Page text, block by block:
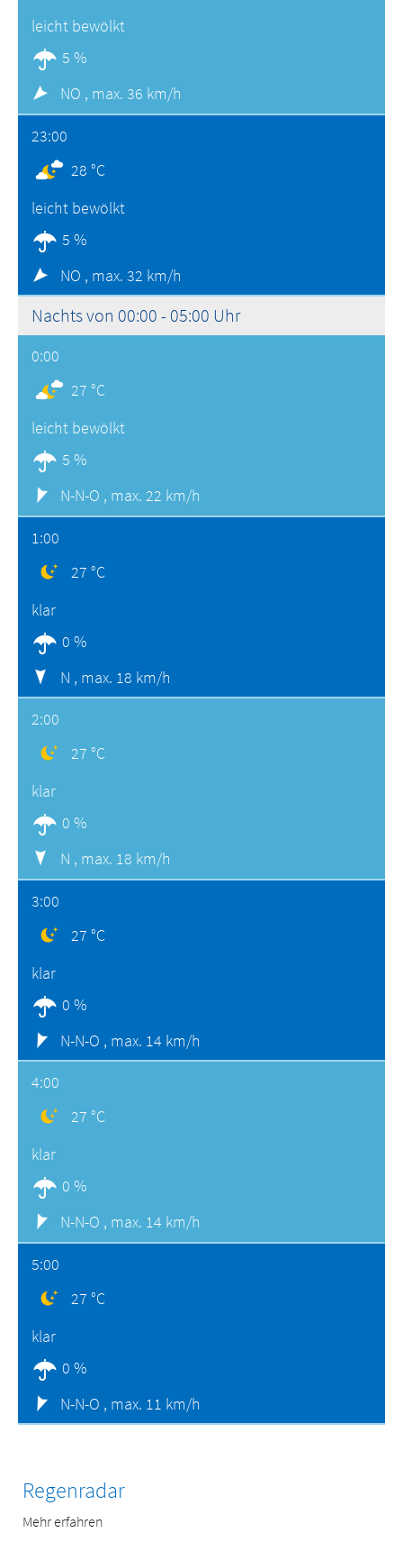
leicht bewölkt
5 %
NO , max. 36 km/h
23:00
28 °C
leicht bewölkt
5 %
NO , max. 32 km/h
Nachts von 00:00 - 05:00 Uhr
0:00
27 °C
leicht bewölkt
5 %
N-N-O , max. 22 km/h
1:00
27 °C
klar
0 %
N , max. 18 km/h
2:00
27 °C
klar
0 %
N , max. 18 km/h
3:00
27 °C
klar
0 %
N-N-O , max. 14 km/h
4:00
27 °C
klar
0 %
N-N-O , max. 14 km/h
5:00
27 °C
klar
0 %
N-N-O , max. 11 km/h
Regenradar
Mehr erfahren